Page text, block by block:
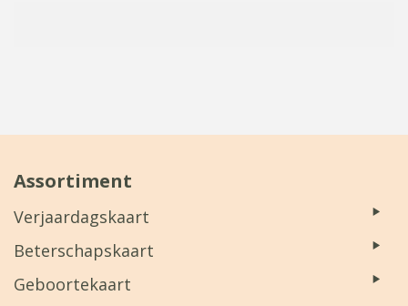
Assortiment
Verjaardagskaart
Beterschapskaart
Geboortekaart